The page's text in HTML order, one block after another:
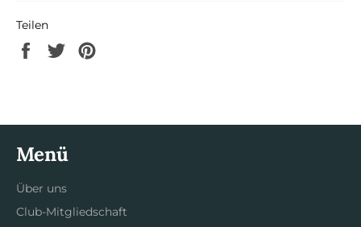
Teilen
Auf
Facebook
Auf
Twitter
Menü
Über uns
Club-Mitgliedschaft